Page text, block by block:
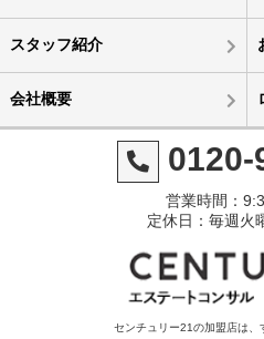
スタッフ紹介
会社概要
0120-
営業時間：
定休日：毎週火
センチュリー21の加盟店は、